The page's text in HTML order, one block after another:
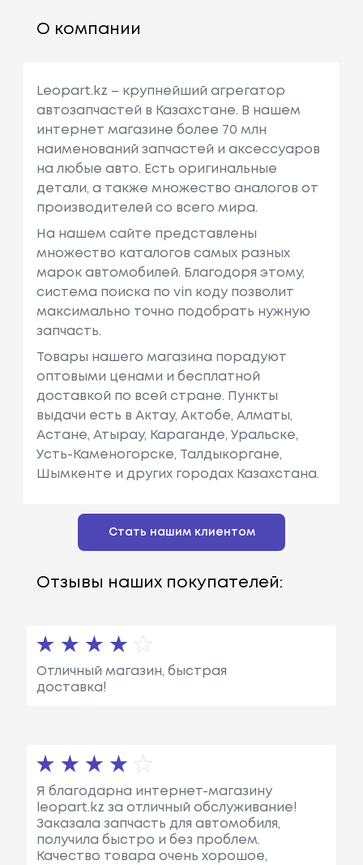
О компании
Leopart.kz – крупнейший агрегатор
автозапчастей в Казахстане. В нашем
интернет магазине более 70 млн
наименований запчастей и аксессуаров
на любые авто. Есть оригинальные
детали, а также множество аналогов от
производителей со всего мира.
На нашем сайте представлены
множество каталогов самых разных
марок автомобилей. Благодоря этому,
система поиска по vin коду позволит
максимально точно подобрать нужную
запчасть.
Товары нашего магазина порадуют
оптовыми ценами и бесплатной
доставкой по всей стране. Пункты
выдачи есть в Актау, Актобе, Алматы,
Астане, Атырау, Караганде, Уральске,
Усть-Каменогорске, Талдыкоргане,
Шымкенте и других городах Казахстана.
Стать нашим клиентом
Отзывы наших покупателей:
Отличный магазин, быстрая
доставка!
Я благодарна интернет-магазину
leopart.kz за отличный обслуживание!
Заказала запчасть для автомобиля,
получила быстро и без проблем.
Качество товара очень хорошое,